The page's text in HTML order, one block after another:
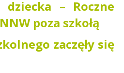
dziecka – Roczne
poza szkołą
zaczęły się